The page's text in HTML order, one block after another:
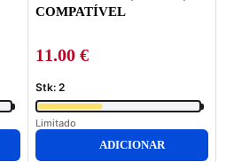
COMPATÍVEL
11.00 €
Stk: 2
Limitado
ADICIONAR